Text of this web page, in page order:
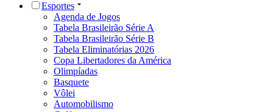
Esportes
Agenda de Jogos
Tabela Brasileirão Série A
Tabela Brasileirão Série B
Tabela Eliminatórias 2026
Copa Libertadores da América
Olimpíadas
Basquete
Vôlei
Automobilismo